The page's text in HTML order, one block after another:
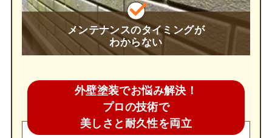
メンテナンスのタイミングが
わからない
外壁塗装でお悩み解決！
プロの技術で
美しさと耐久性を両立